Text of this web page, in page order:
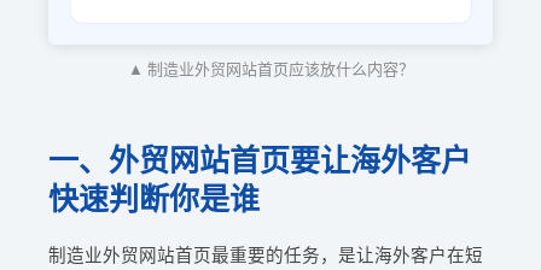
▲ 制造业外贸网站首页应该放什么内容？
一、外贸网站首页要让海外客户
快速判断你是谁
制造业外贸网站首页最重要的任务，是让海外客户在短